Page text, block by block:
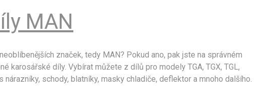
MAN
značek, tedy MAN? Pokud ano, pak jste na správném
karosářské díly. Vybírat můžete z dílů pro modely TGA, TGX, TGL,
nárazníky, schody, blatníky, masky chladiče, deflektor a mnoho dalšího.